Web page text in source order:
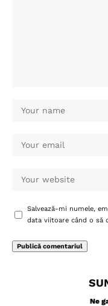
Salvează-mi numele,
data viitoare când o să
Ne